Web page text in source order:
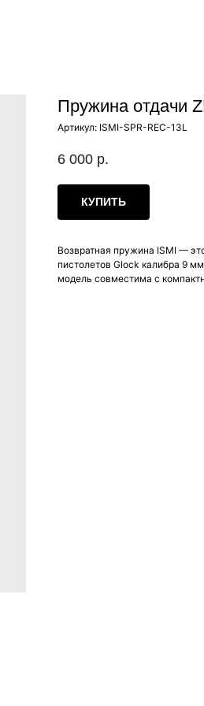
Пружина отдачи
Артикул: ISMI-SPR-REC-13L
6 000 р.
КУПИТЬ
Возвратная пружина ISMI —
пистолетов Glock калибра 9
модель совместима с